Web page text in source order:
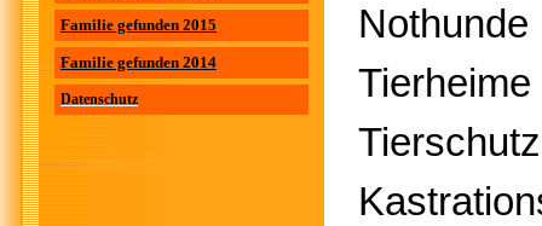
Familie gefunden 2015
Familie gefunden 2014
Datenschutz